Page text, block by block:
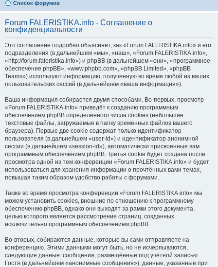
Список форумов
Forum FALERISTIKA.info - Соглашение о
конфиденциальности
Это соглашение подробно объясняет, как «Forum FALERISTIKA.info» и его
подразделения (в дальнейшем «мы», «наш», «Forum FALERISTIKA.info»,
«http://forum.faleristika.info») и phpBB (в дальнейшем «они», «программное
обеспечение phpBB», «www.phpbb.com», «phpBB Limited», «phpBB
Teams») используют информацию, полученную во время любой из ваших
пользовательских сессий (в дальнейшем «ваша информация»).
Ваша информация собирается двумя способами. Во-первых, просмотр
«Forum FALERISTIKA.info» приведёт к созданию программным
обеспечением phpBB определённого числа cookies (небольшие
текстовые файлы, загружаемые в папку временных файлов вашего
браузера). Первые две cookie содержат только идентификатор
пользователя (в дальнейшем «user-id») и идентификатор анонимной
сессии (в дальнейшем «session-id»), автоматически присвоенные вам
программным обеспечением phpBB. Третья cookie будет создана после
просмотра одной из тем конференции «Forum FALERISTIKA.info» и будет
использоваться для хранения информации о прочтённых вами темах,
повышая таким образом удобство работы с форумами.
Также во время просмотра конференции «Forum FALERISTIKA.info» мы
можем установить cookies, внешние по отношению к программному
обеспечению phpBB, однако они выходят за рамки этого документа,
целью которого является рассмотрение страниц, созданных
исключительно программным обеспечением phpBB.
Во-вторых, собираются данные, которые вы сами отправляете на
конференцию. Этими данными могут быть, но не исчерпываются,
следующие данные: сообщения, размещённые под учётной записью
Гостя (в дальнейшем «анонимные сообщения»), данные, указанные при